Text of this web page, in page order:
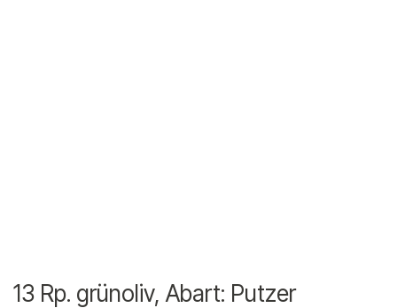
13 Rp. grünoliv, Abart: Putzer